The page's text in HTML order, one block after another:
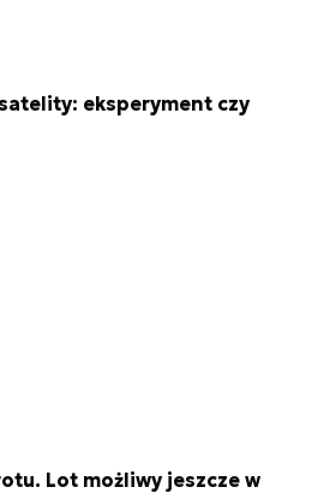
eksperyment czy
Lot możliwy jeszcze w